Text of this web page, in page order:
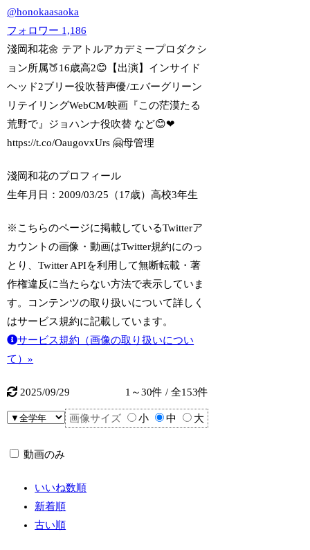
@honokaasaoka
フォロワー 1,186
淺岡和花🌼 テアトルアカデミープロダクシ
ョン所属🍑16歳高2😊【出演】インサイド
ヘッド2ブリー役吹替声優/エバーグリーン
リテイリングWebCM/映画『この茫漠たる
荒野で』ジョハンナ役吹替 など😊❤
https://t.co/OaugovxUrs 🤗母管理
淺岡和花のプロフィール
生年月日：2009/03/25（17歳）高校3年生
※こちらのページに掲載しているTwitterア
カウントの画像・動画はTwitter規約にのっ
とり、Twitter APIを利用して無断転載・著
作権違反に当たらない方法で表示していま
す。コンテンツの取り扱いについて詳しく
はサービス規約に記載しています。
サービス規約（画像の取り扱いについ
て）»
2025/09/29 1～30件 / 全153件
画像サイズ 小 中 大
動画のみ
いいね数順
新着順
古い順